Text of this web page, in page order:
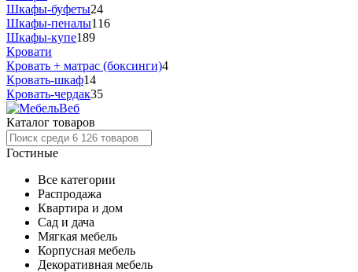
Шкафы-буфеты24
Шкафы-пеналы116
Шкафы-купе189
Кровати
Кровать + матрас (боксинги)4
Кровать-шкаф14
Кровать-чердак35
Каталог товаров
Гостиные
Все категории
Распродажа
Квартира и дом
Сад и дача
Мягкая мебель
Корпусная мебель
Декоративная мебель